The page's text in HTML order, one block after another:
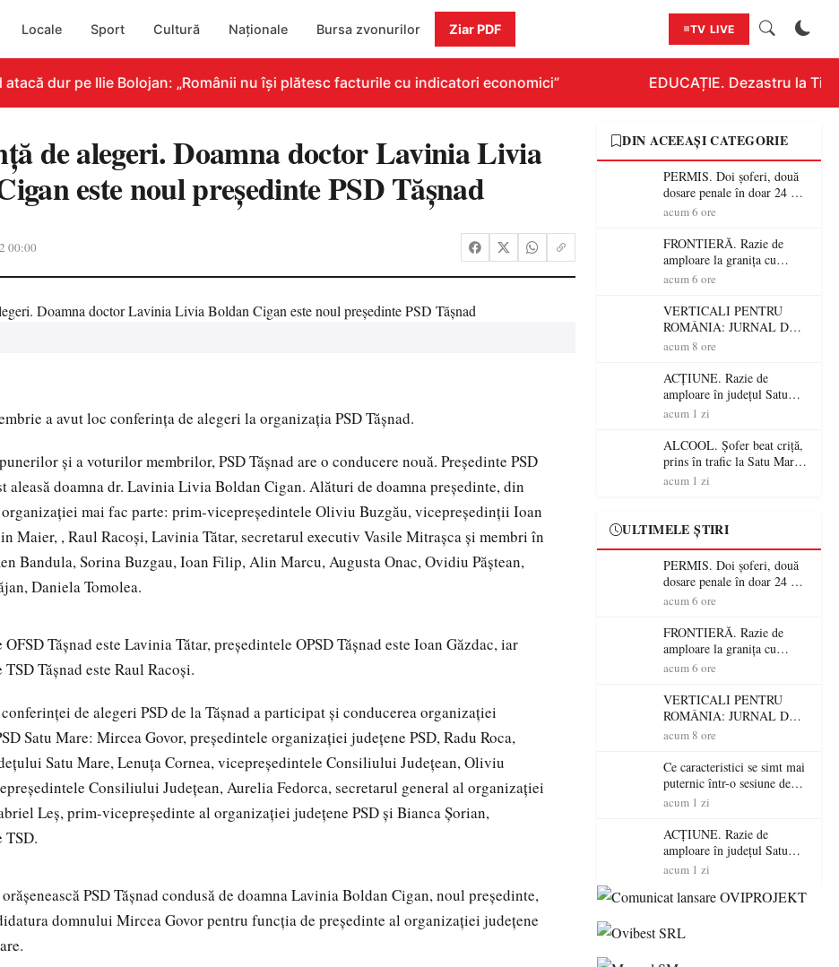
Locale Sport Cultură Naționale Bursa zvonurilor Ziar PDF TV LIVE
dur pe Ilie Bolojan: „Românii nu își plătesc facturile cu indicatori economici” EDUCAȚIE. Dezastru la
de alegeri. Doamna doctor Lavinia Livia
este noul președinte PSD Tășnad
00:00
a avut loc conferința de alegeri la organizația PSD Tășnad.
și a voturilor membrilor, PSD Tășnad are o conducere nouă. Președinte PSD
aleasă doamna dr. Lavinia Livia Boldan Cigan. Alături de doamna președinte, din
mai fac parte: prim-vicepreședintele Oliviu Buzgău, vicepreședinții Ioan
Maier, , Raul Racoși, Lavinia Tătar, secretarul executiv Vasile Mitrașca și membri în
Bandula, Sorina Buzgau, Ioan Filip, Alin Marcu, Augusta Onac, Ovidiu Păștean,
Daniela Tomolea.
OFSD Tășnad este Lavinia Tătar, președintele OPSD Tășnad este Ioan Găzdac, iar
Tășnad este Raul Racoși.
de alegeri PSD de la Tășnad a participat și conducerea organizației
Satu Mare: Mircea Govor, președintele organizației județene PSD, Radu Roca,
Satu Mare, Lenuța Cornea, vicepreședintele Consiliului Județean, Oliviu
Consiliului Județean, Aurelia Fedorca, secretarul general al organizației
Leș, prim-vicepreședinte al organizației județene PSD și Bianca Șorian,
TSD.
PSD Tășnad condusă de doamna Lavinia Boldan Cigan, noul președinte,
domnului Mircea Govor pentru funcția de președinte al organizației județene
DIN ACEEAȘI CATEGORIE
PERMIS. Doi șoferi, două
dosare penale în doar 24 de
ore la Petea! Unul avea
nu a avut niciodată permis
acum 6 ore
FRONTIERĂ. Razie de
amploare la granița cu
Ungaria! 800 de persoane și
verificate
acum 6 ore
VERTICALI PENTRU
ROMÂNIA: JURNAL DE
CĂLĂTORIE FIJET
acum 8 ore
ACȚIUNE. Razie de
amploare în județul Satu
Mare! Polițiștii au dat sute
șoferi fără permis într-o
singură zi
acum 1 zi
ALCOOL. Șofer beat criță,
prins în trafic la Satu Mare!
Alcoolemie uriașă
acum 1 zi
ULTIMELE ȘTIRI
PERMIS. Doi șoferi, două
dosare penale în doar 24 de
ore la Petea! Unul avea
nu a avut niciodată permis
acum 6 ore
FRONTIERĂ. Razie de
amploare la granița cu
Ungaria! 800 de persoane și
verificate
acum 6 ore
VERTICALI PENTRU
ROMÂNIA: JURNAL DE
CĂLĂTORIE FIJET
acum 8 ore
Ce caracteristici se simt mai
puternic într-o sesiune de
distracție la sloturi online:
RTP?
acum 1 zi
ACȚIUNE. Razie de
amploare în județul Satu
Mare! Polițiștii au dat sute
șoferi fără permis într-o
acum 1 zi